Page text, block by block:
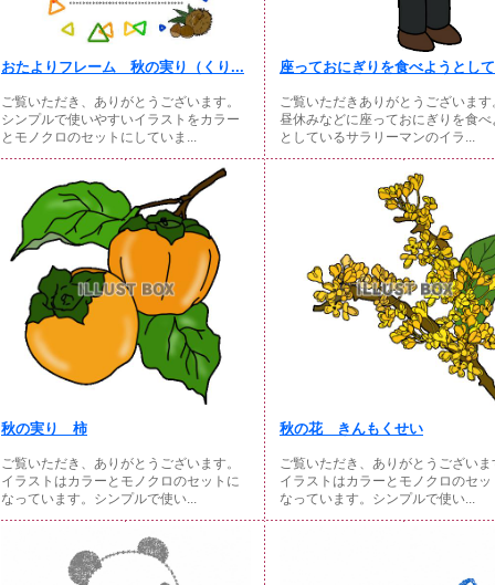
おたよりフレーム 秋の実り（くり...
ご覧いただき、ありがとうございます。
シンプルで使いやすいイラストをカラー
とモノクロのセットにしていま...
座っておにぎりを食べようとし
ご覧いただきありがとうございます
昼休みなどに座っておにぎりを食べ
としているサラリーマンのイラ...
秋の実り 柿
ご覧いただき、ありがとうございます。
イラストはカラーとモノクロのセットに
なっています。シンプルで使い...
秋の花 きんもくせい
ご覧いただき、ありがとうございま
イラストはカラーとモノクロのセッ
なっています。シンプルで使い...